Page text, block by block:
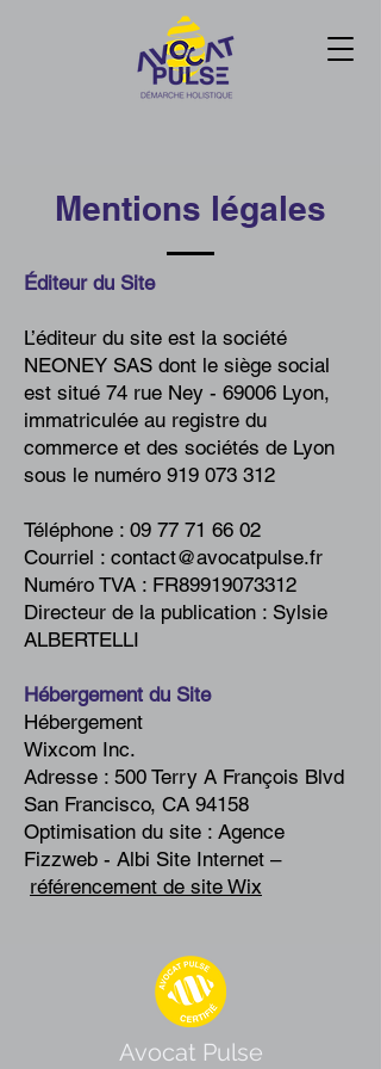
Mentions légales
Éditeur du Site
L’éditeur du site est la société
NEONEY SAS dont le siège social
est situé 74 rue Ney - 69006 Lyon,
immatriculée au registre du
commerce et des sociétés de Lyon
sous le numéro 919 073 312
Téléphone : 09 77 71 66 02
Courriel : contact@avocatpulse.fr
Numéro TVA : FR89919073312
Directeur de la publication : Sylsie
ALBERTELLI
Hébergement du Site
Hébergement
Wixcom Inc.
Adresse : 500 Terry A François Blvd
San Francisco, CA 94158
Optimisation du site : Agence
Fizzweb - Albi Site Internet –
référencement de site Wix
Avocat Pulse